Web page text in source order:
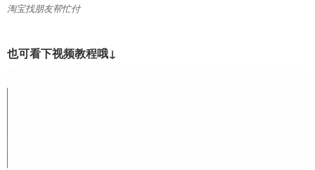
淘宝找朋友帮忙付
也可看下视频教程哦↓